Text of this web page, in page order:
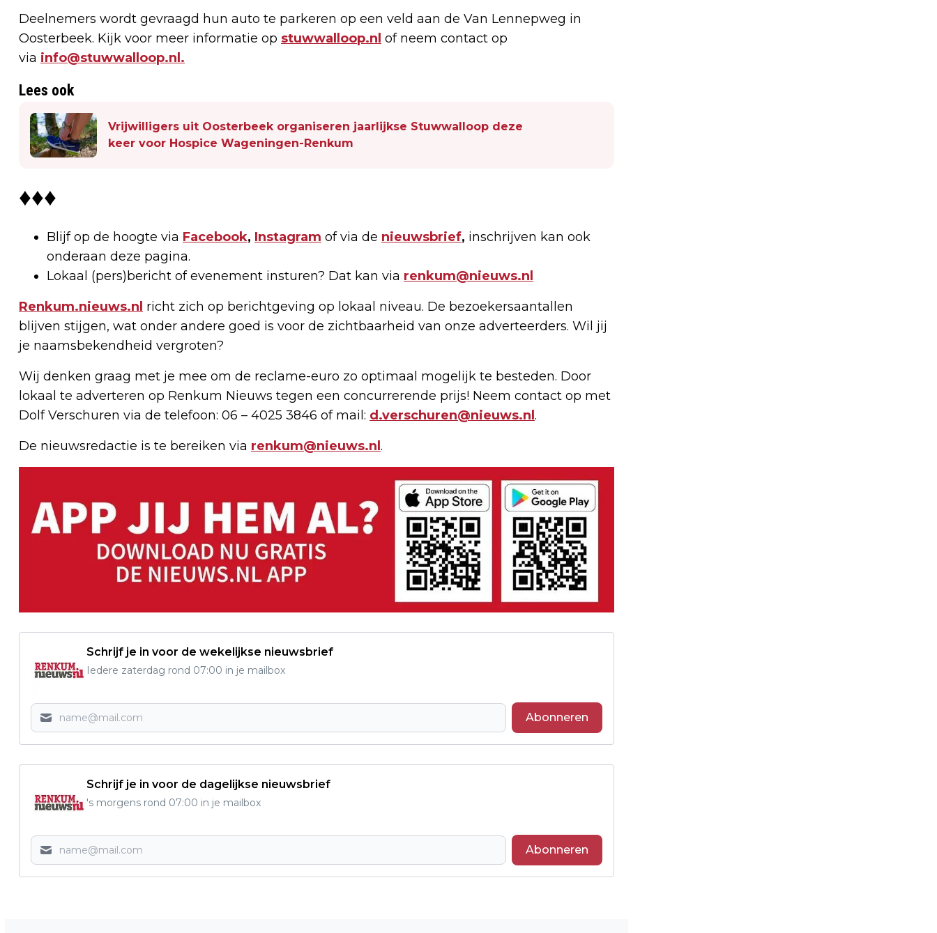
Deelnemers wordt gevraagd hun auto te parkeren op een veld aan de Van Lennepweg in
Oosterbeek. Kijk voor meer informatie op stuwwalloop.nl of neem contact op
via info@stuwwalloop.nl .
Lees ook
Vrijwilligers uit Oosterbeek organiseren jaarlijkse Stuwwalloop deze
keer voor Hospice Wageningen-Renkum
♦♦♦
Blijf op de hoogte via Facebook, Instagram of via de nieuwsbrief, inschrijven kan ook
onderaan deze pagina.
Lokaal (pers)bericht of evenement insturen? Dat kan via renkum@nieuws.nl
Renkum.nieuws.nl richt zich op berichtgeving op lokaal niveau. De bezoekersaantallen
blijven stijgen, wat onder andere goed is voor de zichtbaarheid van onze adverteerders. Wil jij
je naamsbekendheid vergroten?
Wij denken graag met je mee om de reclame-euro zo optimaal mogelijk te besteden. Door
lokaal te adverteren op Renkum Nieuws tegen een concurrerende prijs! Neem contact op met
Dolf Verschuren via de telefoon: 06 – 4025 3846 of mail: d.verschuren@nieuws.nl.
De nieuwsredactie is te bereiken via renkum@nieuws.nl.
Schrijf je in voor de wekelijkse nieuwsbrief
Iedere zaterdag rond 07:00 in je mailbox
Abonneren
Schrijf je in voor de dagelijkse nieuwsbrief
's morgens rond 07:00 in je mailbox
Abonneren